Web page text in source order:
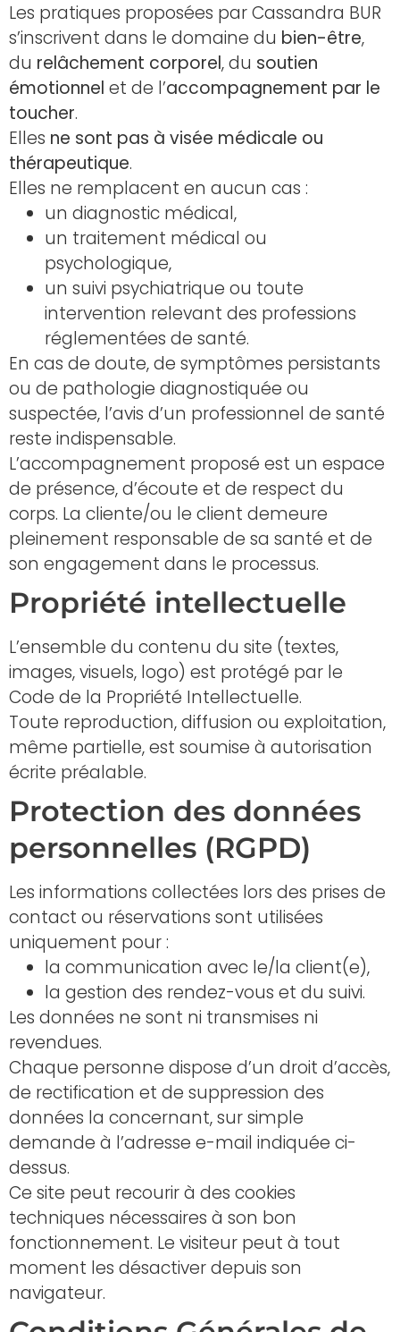
Les pratiques proposées par Cassandra BUR
s’inscrivent dans le domaine du bien-être,
du relâchement corporel, du soutien
émotionnel et de l’accompagnement par le
toucher.
Elles ne sont pas à visée médicale ou
thérapeutique.
Elles ne remplacent en aucun cas :
un diagnostic médical,
un traitement médical ou
psychologique,
un suivi psychiatrique ou toute
intervention relevant des professions
réglementées de santé.
En cas de doute, de symptômes persistants
ou de pathologie diagnostiquée ou
suspectée, l’avis d’un professionnel de santé
reste indispensable.
L’accompagnement proposé est un espace
de présence, d’écoute et de respect du
corps. La cliente/ou le client demeure
pleinement responsable de sa santé et de
son engagement dans le processus.
Propriété intellectuelle
L’ensemble du contenu du site (textes,
images, visuels, logo) est protégé par le
Code de la Propriété Intellectuelle.
Toute reproduction, diffusion ou exploitation,
même partielle, est soumise à autorisation
écrite préalable.
Protection des données
personnelles (RGPD)
Les informations collectées lors des prises de
contact ou réservations sont utilisées
uniquement pour :
la communication avec le/la client(e),
la gestion des rendez-vous et du suivi.
Les données ne sont ni transmises ni
revendues.
Chaque personne dispose d’un droit d’accès,
de rectification et de suppression des
données la concernant, sur simple
demande à l’adresse e-mail indiquée ci-
dessus.
Ce site peut recourir à des cookies
techniques nécessaires à son bon
fonctionnement. Le visiteur peut à tout
moment les désactiver depuis son
navigateur.